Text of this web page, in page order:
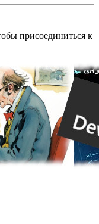
присоединиться к